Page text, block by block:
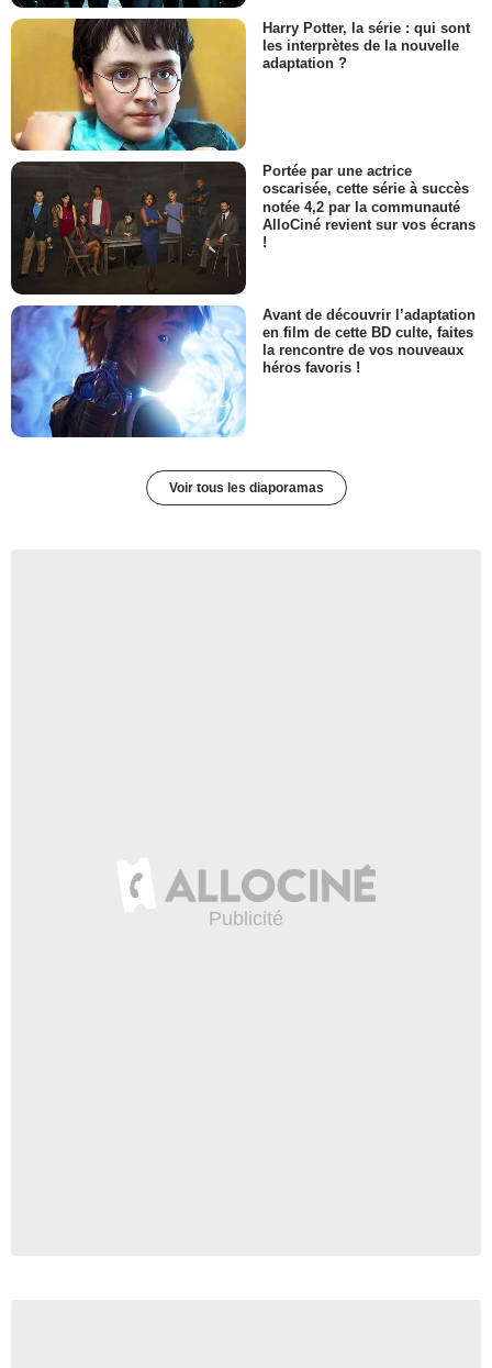
Harry Potter, la série : qui sont
les interprètes de la nouvelle
adaptation ?
Portée par une actrice
oscarisée, cette série à succès
notée 4,2 par la communauté
AlloCiné revient sur vos écrans
!
Avant de découvrir l’adaptation
en film de cette BD culte, faites
la rencontre de vos nouveaux
héros favoris !
Voir tous les diaporamas